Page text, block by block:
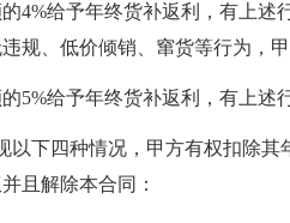
给予年终货补返利，有上述
规、低价倾销、窜货等行为，
给予年终货补返利，有上述行
下四种情况，甲方有权扣除其
且解除本合同：